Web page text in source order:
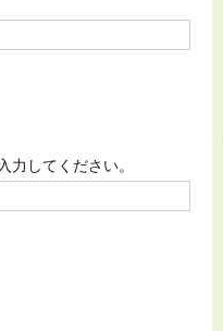
力してください。